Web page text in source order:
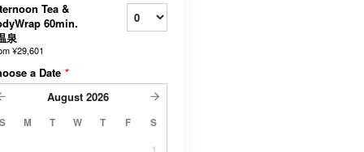
Tea &
60min.
泉
¥29,601
a Date *
August 2026
S M T W T F S